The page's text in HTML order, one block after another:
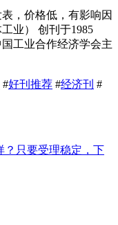
，价格低，有影响因
业） 创刊于1985
工业合作经济学会主
#好刊推荐 #经济刊 #
？只要受理稳定，下